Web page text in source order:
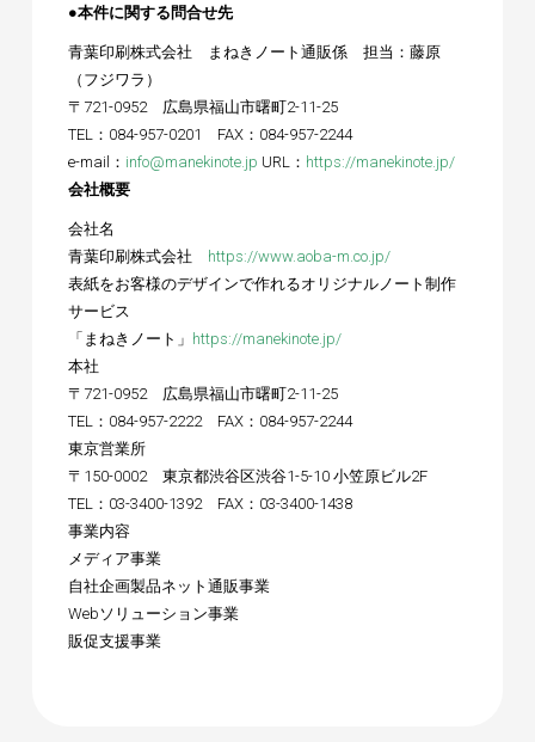
●本件に関する問合せ先
青葉印刷株式会社 まねきノート通販係 担当：藤原
（フジワラ）
〒721-0952 広島県福山市曙町2-11-25
TEL：084-957-0201 FAX：084-957-2244
e-mail： info@manekinote.jp URL： https://manekinote.jp/
会社概要
会社名
青葉印刷株式会社 https://www.aoba-m.co.jp/
表紙をお客様のデザインで作れるオリジナルノート制作
サービス
「まねきノート」 https://manekinote.jp/
本社
〒721-0952 広島県福山市曙町2-11-25
TEL：084-957-2222 FAX：084-957-2244
東京営業所
〒150-0002 東京都渋谷区渋谷1-5-10 小笠原ビル2F
TEL：03-3400-1392 FAX：03-3400-1438
事業内容
メディア事業
自社企画製品ネット通販事業
Webソリューション事業
販促支援事業